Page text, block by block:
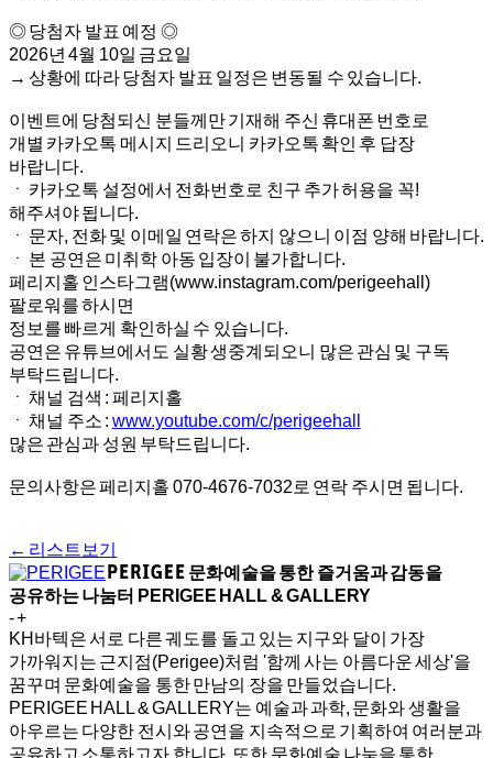
◎ 당첨자 발표 예정 ◎
2026년 4월 10일 금요일
→ 상황에 따라 당첨자 발표 일정은 변동될 수 있습니다.
이벤트에 당첨되신 분들께만 기재해 주신 휴대폰 번호로
개별 카카오톡 메시지 드리오니 카카오톡 확인 후 답장
바랍니다.
ㆍ 카카오톡 설정에서 전화번호로 친구 추가 허용을 꼭!
해주셔야 됩니다.
ㆍ 문자, 전화 및 이메일 연락은 하지 않으니 이점 양해 바랍니다.
ㆍ 본 공연은 미취학 아동 입장이 불가합니다.
페리지홀 인스타그램(www.instagram.com/perigeehall)
팔로워를 하시면
정보를 빠르게 확인하실 수 있습니다.
공연은 유튜브에서도 실황 생중계되오니 많은 관심 및 구독
부탁드립니다.
ㆍ 채널 검색 : 페리지홀
ㆍ 채널 주소 : www.youtube.com/c/perigeehall
많은 관심과 성원 부탁드립니다.
문의사항은 페리지홀 070-4676-7032로 연락 주시면 됩니다.
← 리스트보기
문화예술을 통한 즐거움과 감동을
공유하는 나눔터 PERIGEE HALL & GALLERY
-+
KH바텍은 서로 다른 궤도를 돌고 있는 지구와 달이 가장
가까워지는 근지점(Perigee)처럼 '함께 사는 아름다운 세상'을
꿈꾸며 문화예술을 통한 만남의 장을 만들었습니다.
PERIGEE HALL & GALLERY는 예술과 과학, 문화와 생활을
아우르는 다양한 전시와 공연을 지속적으로 기획하여 여러분과
공유하고 소통하고자 합니다. 또한 문화예술 나눔을 통한